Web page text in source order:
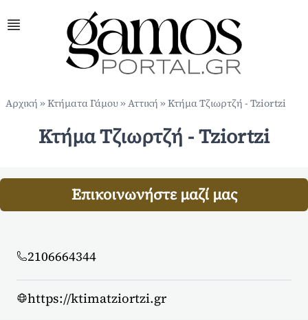
Αρχική »Κτήματα Γάμου»Αττική »Κτήμα Τζιωρτζή - Tziortzi
Κτήμα Τζιωρτζή - Tziortzi
Επικοινωνήστε μαζί μας
2106664344
https://ktimatziortzi.gr